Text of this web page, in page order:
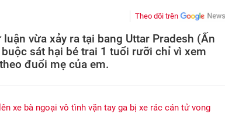
Theo dõi trên
vừa xảy ra tại bang Uttar Pradesh (Ấn
sát hại bé trai 1 tuổi rưỡi chỉ vì xem
đuổi mẹ của em.
xe bà ngoại vô tình vặn tay ga bị xe rác cán tử vong